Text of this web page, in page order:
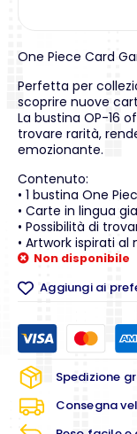
One Piece Card
Perfetta per
scoprire nuove
La bustina OP-16
trovare rarità,
emozionante.
Contenuto:
• 1 bustina One
• Carte in lingua
• Possibilità di
• Artwork ispirati
Non disponibile
Aggiungi ai
Spedizione
Consegna